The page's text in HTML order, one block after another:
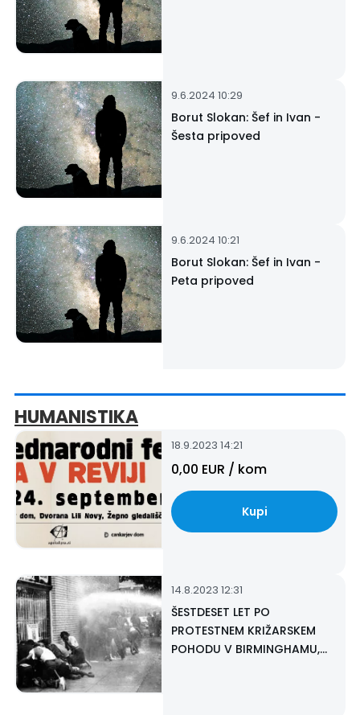
9.6.2024 10:29
Borut Slokan: Šef in Ivan -
Šesta pripoved
9.6.2024 10:21
Borut Slokan: Šef in Ivan -
Peta pripoved
HUMANISTIKA
18.9.2023 14:21
20. Mednarodni festival
0,00 EUR / kom
Kupi
14.8.2023 12:31
ŠESTDESET LET PO
PROTESTNEM KRIŽARSKEM
POHODU V BIRMINGHAMU,